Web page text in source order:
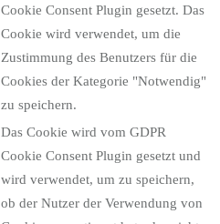
Cookie Consent Plugin gesetzt. Das
Cookie wird verwendet, um die
Zustimmung des Benutzers für die
Cookies der Kategorie "Notwendig"
zu speichern.
Das Cookie wird vom GDPR
Cookie Consent Plugin gesetzt und
wird verwendet, um zu speichern,
ob der Nutzer der Verwendung von